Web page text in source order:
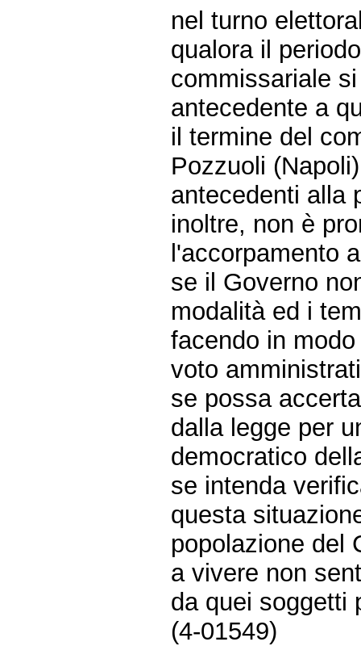
nel turno
qualora il
commissariale
antecedente a
il termine del
Pozzuoli
antecedenti alla
inoltre, non è
l'accorpamento
se il Governo
modalità ed i
facendo in
voto
se possa
dalla legge per
democratico
se intenda
questa
popolazione del
a vivere non
da quei soggetti
(4-01549)